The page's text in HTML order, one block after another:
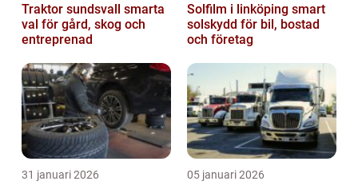
Traktor sundsvall smarta
val för gård, skog och
entreprenad
Solfilm i linköping smart
solskydd för bil, bostad
och företag
31 januari 2026 05 januari 2026